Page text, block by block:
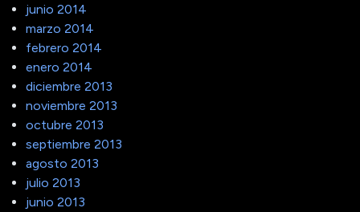
junio 2014
marzo 2014
febrero 2014
enero 2014
diciembre 2013
noviembre 2013
octubre 2013
septiembre 2013
agosto 2013
julio 2013
junio 2013